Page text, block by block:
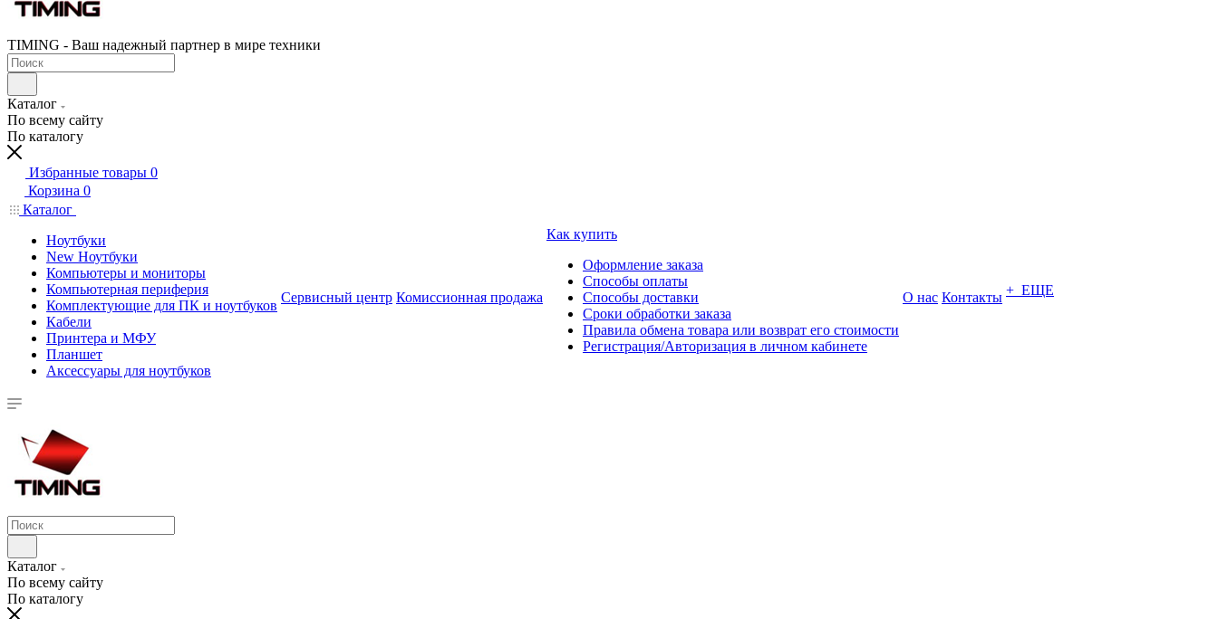
TIMING - Ваш надежный партнер в мире техники
Каталог
По всему сайту
По каталогу
Избранные товары 0
Корзина 0
Каталог
Ноутбуки
New Ноутбуки
Компьютеры и мониторы
Компьютерная периферия
Комплектующие для ПК и ноутбуков
Кабели
Принтера и МФУ
Планшет
Аксессуары для ноутбуков
Сервисный центр Комиссионная продажа
Как купить
Оформление заказа
Способы оплаты
Способы доставки
Сроки обработки заказа
Правила обмена товара или возврат его стоимости
Регистрация/Авторизация в личном кабинете
О нас Контакты + ЕЩЕ
Каталог
По всему сайту
По каталогу